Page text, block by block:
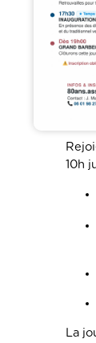
10h
La